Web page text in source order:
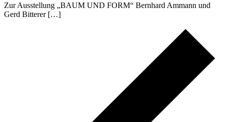
Zur Ausstellung „BAUM UND FORM“ Bernhard Ammann und
Gerd Bitterer […]